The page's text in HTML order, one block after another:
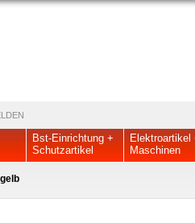
Bst-Einrichtung +
Schutzartikel
Elektroartikel
Maschinen